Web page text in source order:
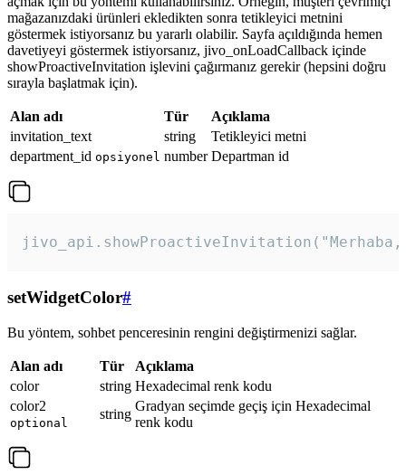
mağazanızdaki ürünleri ekledikten sonra tetikleyici metnini
göstermek istiyorsanız bu yararlı olabilir. Sayfa açıldığında hemen
davetiyeyi göstermek istiyorsanız, jivo_onLoadCallback içinde
showProactiveInvitation işlevini çağırmanız gerekir (hepsini doğru
sırayla başlatmak için).
Alan adı Tür
Açıklama
invitation_text
string
Tetikleyici metni
department_id opsiyonel number Departman id
setWidgetColor#
Bu yöntem, sohbet penceresinin rengini değiştirmenizi sağlar.
Alan adı Tür
Açıklama
color
string Hexadecimal renk kodu
color2
optional
string
Gradyan seçimde geçiş için Hexadecimal
renk kodu